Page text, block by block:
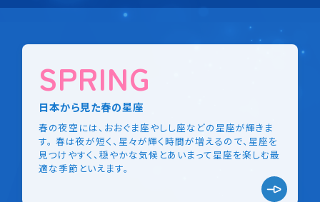
SPRING
日本から見た春の星座
春の夜空には、おおぐま座やしし座などの星座が輝きま
す。 春は夜が短く、星々が輝く時間が増えるので、星座を
見つけやすく、穏やかな気候とあいまって星座を楽しむ最
適な季節といえます。